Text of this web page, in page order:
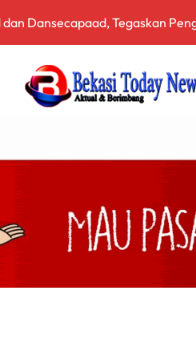
Dansecapaad, Tegaskan
Dinilai Harus Diusut
Gabungan Pajak Kendaraan
Bhagasasi dalam Kondisi
Cukai Sulsel Sita 7,8 Juta
Bekali Calon Kader
Desa Pantai Hurip, Usung
Mosi Tidak Percaya,